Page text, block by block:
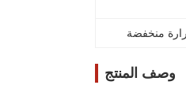
منخفضة
وصف المنتج